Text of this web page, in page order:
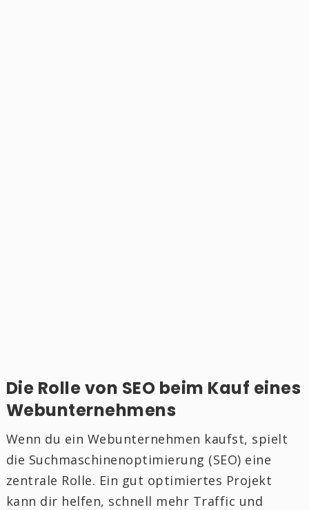
Die Rolle von SEO beim Kauf eines
Webunternehmens
Wenn du ein Webunternehmen kaufst, spielt
die Suchmaschinenoptimierung (SEO) eine
zentrale Rolle. Ein gut optimiertes Projekt
kann dir helfen, schnell mehr Traffic und